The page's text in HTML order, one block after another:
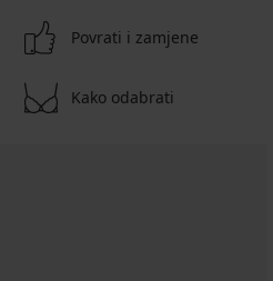
Povrati i zamjene
Kako odabrati